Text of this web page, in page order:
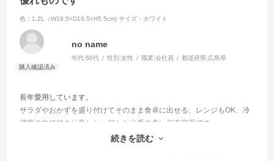
色：1.2L（W18.5×D18.5×H5.5cm) サイズ：ホワイト
no name
年代:60代 性別:女性 職業:会社員 都道府県: 広島県
長年愛用しています。
サラダやおかずを盛り付けてそのまま食卓に出せる、レンジもOK、冷
蔵庫の中で納まり良しと、何かと出番の多い保存容器です。
私の勧めで実家の母も愛用中。今回はその母から母の妹へのプレゼン
続きを読む